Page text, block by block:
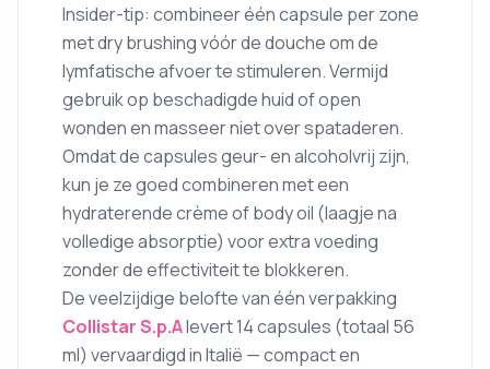
Insider-tip: combineer één capsule per zone
met dry brushing vóór de douche om de
lymfatische afvoer te stimuleren. Vermijd
gebruik op beschadigde huid of open
wonden en masseer niet over spataderen.
Omdat de capsules geur- en alcoholvrij zijn,
kun je ze goed combineren met een
hydraterende crème of body oil (laagje na
volledige absorptie) voor extra voeding
zonder de effectiviteit te blokkeren.
De veelzijdige belofte van één verpakking
Collistar S.p.Alevert 14 capsules (totaal 56
ml) vervaardigd in Italië — compact en